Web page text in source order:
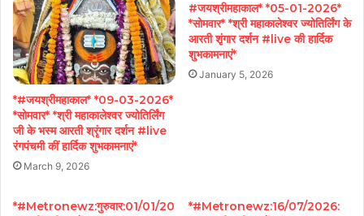
*#जयश्रीमहाकाल* *09-03-2026*
*सोमवार* *श्री महाकालेश्वर ज्योतिर्लिंग
जी के भस्म आरती श्रृंगार दर्शन #live
रंगपंचमी कीं हार्दिक शुभकामनाएं*
March 9, 2026
#जयश्रीमहाकाल* *05-01-2026*
*सोमवार* *श्री महाकालेश्वर ज्योतिर्लिंग के
आरती शृंगार दर्शन #live की हार्दिक
शुभकामनाएं*
January 5, 2026
*#Metronewz:गुरुवार:01/01/20
*#Metronewz:16/07/2026: